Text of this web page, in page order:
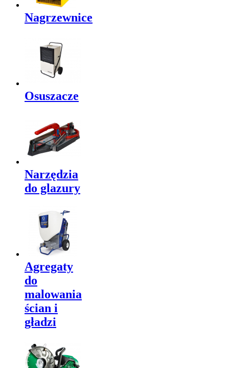
Nagrzewnice
Osuszacze
Narzędzia
do glazury
Agregaty
do
malowania
ścian i
gładzi